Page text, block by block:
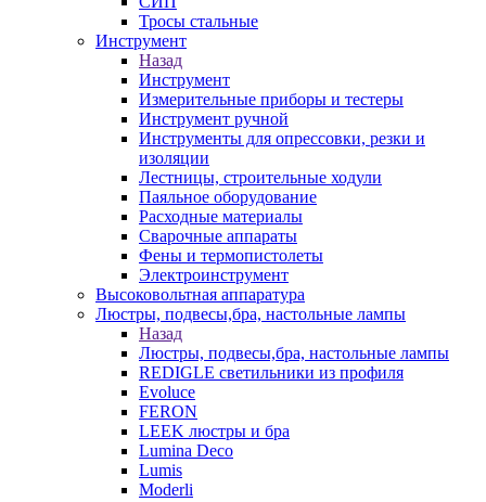
Тросы стальные
Инструмент
Назад
Инструмент
Измерительные приборы и тестеры
Инструмент ручной
Инструменты для опрессовки, резки и
изоляции
Лестницы, строительные ходули
Паяльное оборудование
Расходные материалы
Сварочные аппараты
Фены и термопистолеты
Электроинструмент
Высоковольтная аппаратура
Люстры, подвесы,бра, настольные лампы
Назад
Люстры, подвесы,бра, настольные лампы
REDIGLE светильники из профиля
Evoluce
FERON
LEEK люстры и бра
Lumina Deco
Lumis
Moderli